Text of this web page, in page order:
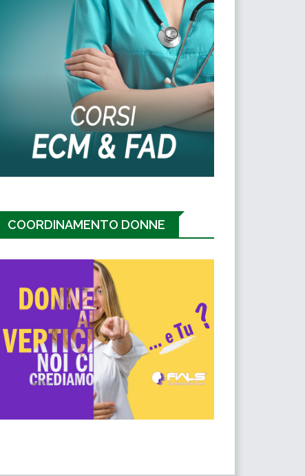
COORDINAMENTO DONNE